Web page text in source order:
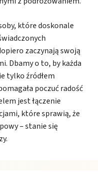
które doskonale
zaczynają swoją
Dbamy o to, by każda
tylko źródłem
poczuć radość
jest łączenie
które sprawią, że
– stanie się